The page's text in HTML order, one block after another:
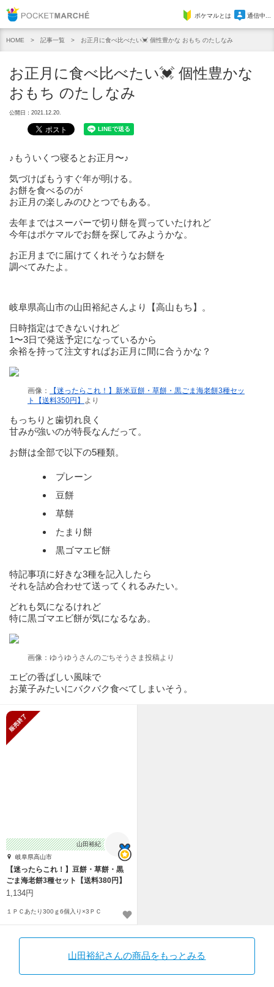
Pocket Marcheポケマルとは 通信中...
HOME 記事一覧 お正月に食べ比べたい💓 個性豊かな おもち のたしなみ
お正月に食べ比べたい💓 個性豊かな
おもち のたしなみ
公開日：2021.12.20.
♪もういくつ寝るとお正月〜♪
気づけばもうすぐ年が明ける。
お餅を食べるのが
お正月の楽しみのひとつでもある。
去年まではスーパーで切り餅を買っていたけれど
今年はポケマルでお餅を探してみようかな。
お正月までに届けてくれそうなお餅を
調べてみたよ。
岐阜県高山市の山田裕紀さんより【高山もち】。
日時指定はできないけれど
1〜3日で発送予定になっているから
余裕を持って注文すればお正月に間に合うかな？
画像：
【迷ったらこれ！】新米豆餅・草餅・黒ごま海老餅3種セッ
ト【送料350円】 より
もっちりと歯切れ良く
甘みが強いのが特長なんだって。
お餅は全部で以下の5種類。
プレーン
豆餅
草餅
たまり餅
黒ゴマエビ餅
特記事項に好きな3種を記入したら
それを詰め合わせて送ってくれるみたい。
どれも気になるけれど
特に黒ゴマエビ餅が気になるなあ。
画像：ゆうゆうさんのごちそうさま投稿より
エビの香ばしい風味で
お菓子みたいにバクバク食べてしまいそう。
山田裕紀
岐阜県高山市
【迷ったらこれ！】豆餅・草餅・黒
ごま海老餅3種セット【送料380円】
1,134円
１ＰＣあたり300ｇ6個入り×3ＰＣ
山田裕紀さんの商品をもっとみる